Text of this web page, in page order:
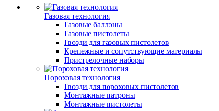
Газовая технология
Газовые баллоны
Газовые пистолеты
Гвозди для газовых пистолетов
Крепежные и сопутствующие материалы
Пристрелочные наборы
Пороховая технология
Гвозди для пороховых пистолетов
Монтажные патроны
Монтажные пистолеты